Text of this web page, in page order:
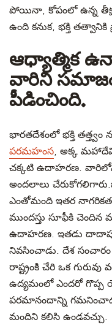
పోయినా, కోపంలో ఉన్న
ఉంది కనుక, భక్తి
ఆధ్యాత్మిక
వారిని సమాజం
పీడించింది.
భారతదేశంలో భక్తి తత్త్వం
పరమహంస, అక్క
చక్కటి ఉదాహరణ. వారిలోని
అందలాలు
ఎంతోమంది ఇతర
ముందస్తు సూఫీకి చెందిన
ఉదాహరణ. ఇతడు
నివసించాడు. దేశ
రాష్ట్రంకి చేరి ఒక
ఉద్యమంలో ఎందరో గొప్ప
పరమానందాన్ని
మందిని కలిసి ఉండవచ్చు.